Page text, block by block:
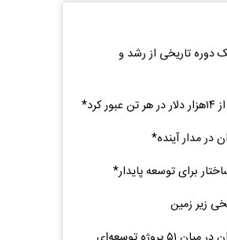
دوره تاریخی از رشد و
در مدار آینده*
برای توسعه پایدار*
زیر زمین